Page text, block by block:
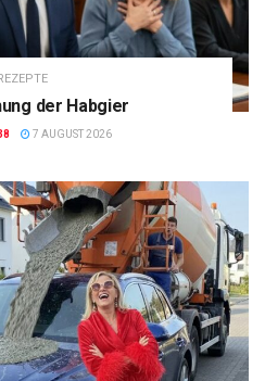
REZEPTE
der Habgier
7 AUGUST 2026